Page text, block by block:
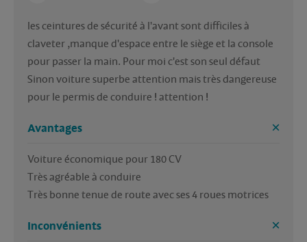
les ceintures de sécurité à l'avant sont difficiles à
claveter ,manque d'espace entre le siège et la console
pour passer la main. Pour moi c'est son seul défaut
Sinon voiture superbe attention mais très dangereuse
pour le permis de conduire ! attention !
Avantages
Voiture économique pour 180 CV
Très agréable à conduire
Très bonne tenue de route avec ses 4 roues motrices
Inconvénients